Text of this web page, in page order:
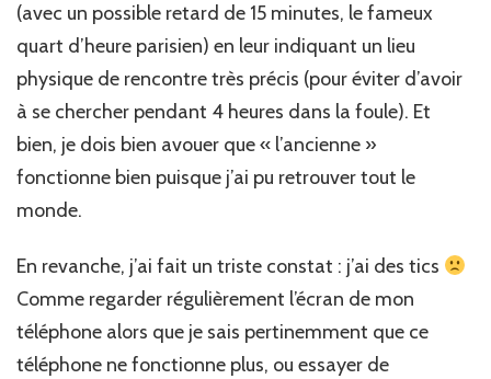
(avec un possible retard de 15 minutes, le fameux
quart d’heure parisien) en leur indiquant un lieu
physique de rencontre très précis (pour éviter d’avoir
à se chercher pendant 4 heures dans la foule). Et
bien, je dois bien avouer que « l’ancienne »
fonctionne bien puisque j’ai pu retrouver tout le
monde.
En revanche, j’ai fait un triste constat : j’ai des tics
Comme regarder régulièrement l’écran de mon
téléphone alors que je sais pertinemment que ce
téléphone ne fonctionne plus, ou essayer de